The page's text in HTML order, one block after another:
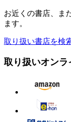
お近くの書店、ま
ます。
取り扱い書店を検
取り扱いオンラ